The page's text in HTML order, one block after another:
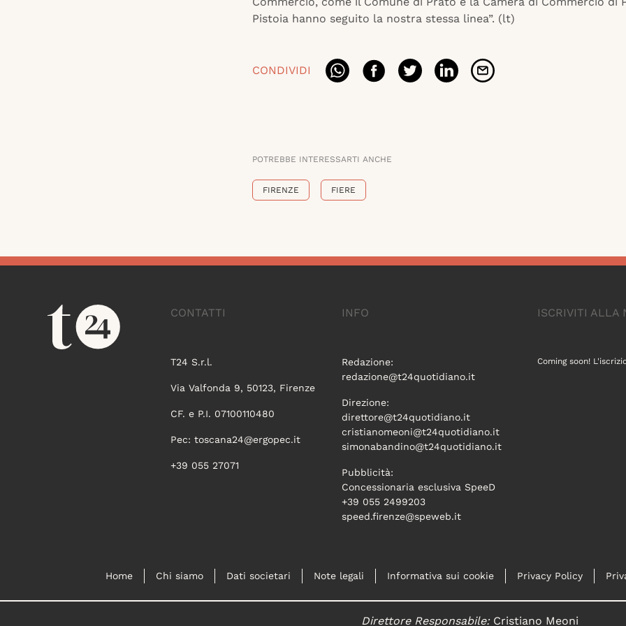
Pistoia hanno seguito la nostra stessa linea”. (lt)
CONDIVIDI
POTREBBE INTERESSARTI ANCHE
FIRENZE FIERE
CONTATTI
T24 S.r.l.
Via Valfonda 9, 50123, Firenze
CF. e P.I. 07100110480
Pec: toscana24@ergopec.it
+39 055 27071
INFO
Redazione:
redazione@t24quotidiano.it
Direzione:
direttore@t24quotidiano.it
cristianomeoni@t24quotidiano.it
simonabandino@t24quotidiano.it
Pubblicità:
Concessionaria esclusiva SpeeD
+39 055 2499203
speed.firenze@speweb.it
ISCRIVITI ALLA
Coming soon!
Home Chi siamo Dati societari Note legali Informativa sui cookie Privacy Policy
Direttore Responsabile:Cristiano Meoni